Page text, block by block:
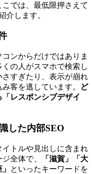
では、最低限押さえて
介します。
ンからだけではありま
の人がスマホで検索し
すぎたり、表示が崩れ
客を逃しています。
ど
レスポンシブデザイ
した内部SEO
トルや見出しに含まれ
全体で、
「滋賀」「大
といったキーワードを